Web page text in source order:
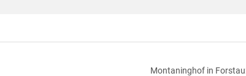
Montaninghof in